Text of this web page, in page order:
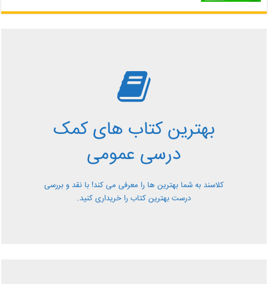
بهترین کتاب های کمک
درسی عمومی
کلاسند به شما بهترین ها را معرفی می کند! با نقد و بررسی
درست بهترین کتاب را خریداری کنید.
بررسی بهترین کتاب های
کمک درسی عمومی
معرفی کتاب های کمک درسی عمومی و بررسی آن ها کاملا
رایگان از کلاسند